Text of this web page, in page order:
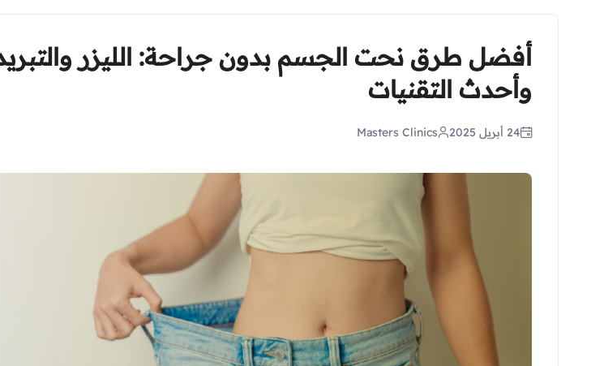
أفضل طرق نحت الجسم بدون جراحة: الليزر
وأحدث التقنيات
24 أبريل 2025 Masters Clinics